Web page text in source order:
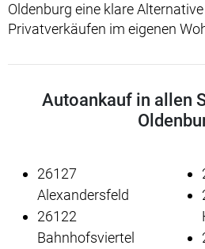
Oldenburg eine klare
Privatverkäufen im eigenen
Autoankauf in allen
26127
Alexandersfeld
26122
Bahnhofsviertel